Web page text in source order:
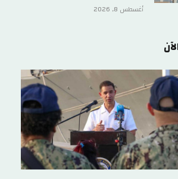
أغسطس 8, 2026